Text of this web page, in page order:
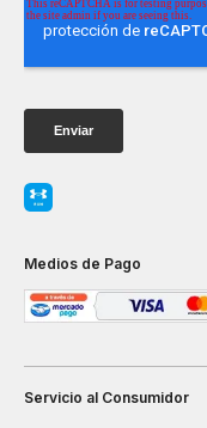
Medios de Pago
Servicio al Consumidor